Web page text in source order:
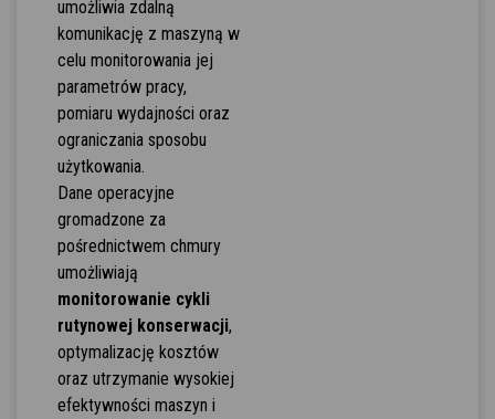
umożliwia zdalną
komunikację z maszyną w
celu monitorowania jej
parametrów pracy,
pomiaru wydajności oraz
ograniczania sposobu
użytkowania.
Dane operacyjne
gromadzone za
pośrednictwem chmury
umożliwiają
monitorowanie cykli
rutynowej konserwacji,
optymalizację kosztów
oraz utrzymanie wysokiej
efektywności maszyn i